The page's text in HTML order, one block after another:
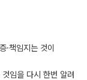
책임지는 것이
임을 다시 한번 알려